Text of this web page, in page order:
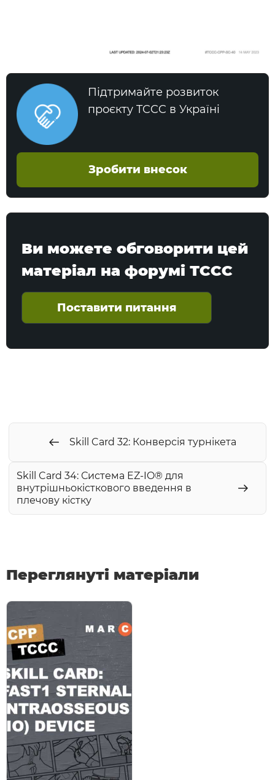
Підтримайте розвиток
проєкту TCCC в Україні
Зробити внесок
Ви можете обговорити цей
матеріал на форумі ТССС
Поставити питання
Skill Card 32: Конверсія турнікета
Skill Card 34: Система EZ-IO® для
внутрішньокісткового введення в
плечову кістку
Переглянуті матеріали